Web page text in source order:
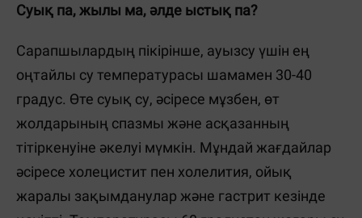
Суық па, жылы ма, әлде ыстық па?
Сарапшылардың пікірінше, ауызсу үшін ең
оңтайлы су температурасы шамамен 30-40
градус. Өте суық су, әсіресе мұзбен, өт
жолдарының спазмы және асқазанның
тітіркенуіне әкелуі мүмкін. Мұндай жағдайлар
әсіресе холецистит пен холелития, ойық
жаралы зақымданулар және гастрит кезінде